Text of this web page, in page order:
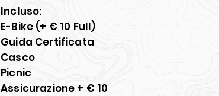
​Incluso:
E-Bike (+ € 10 Full)
Guida Certificata
Casco
Picnic
Assicurazione + € 10